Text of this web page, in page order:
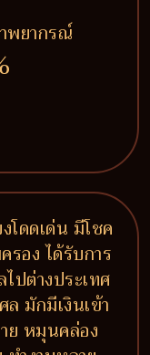
พยากรณ์
ดดเด่น มีโชค
อง ได้รับการ
ปต่างประเทศ
มักมีเงินเข้า
ย หมุนคล่อง